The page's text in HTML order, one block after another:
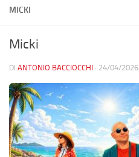
MICKI
Micki
DI ANTONIO BACCIOCCHI · 24/04/2026